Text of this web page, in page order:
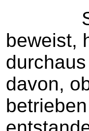
Seite
beweist,
davon,